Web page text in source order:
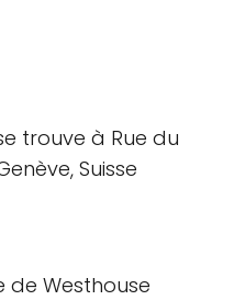
trouve à Rue du
Suisse
de Westhouse